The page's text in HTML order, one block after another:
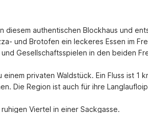
diesem authentischen Blockhaus und
und Brotofen ein leckeres Essen im
Gesellschaftsspielen in den beiden
privaten Waldstück. Ein Fluss ist 1
Die Region ist auch für ihre
Viertel in einer Sackgasse.